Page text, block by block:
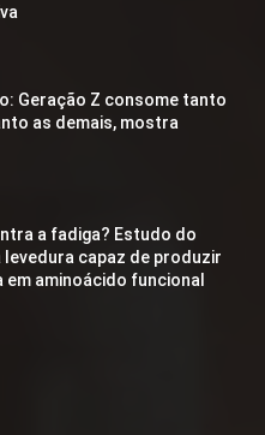
Geração Z consome tanto
as demais, mostra
a fadiga? Estudo do
levedura capaz de produzir
em aminoácido funcional